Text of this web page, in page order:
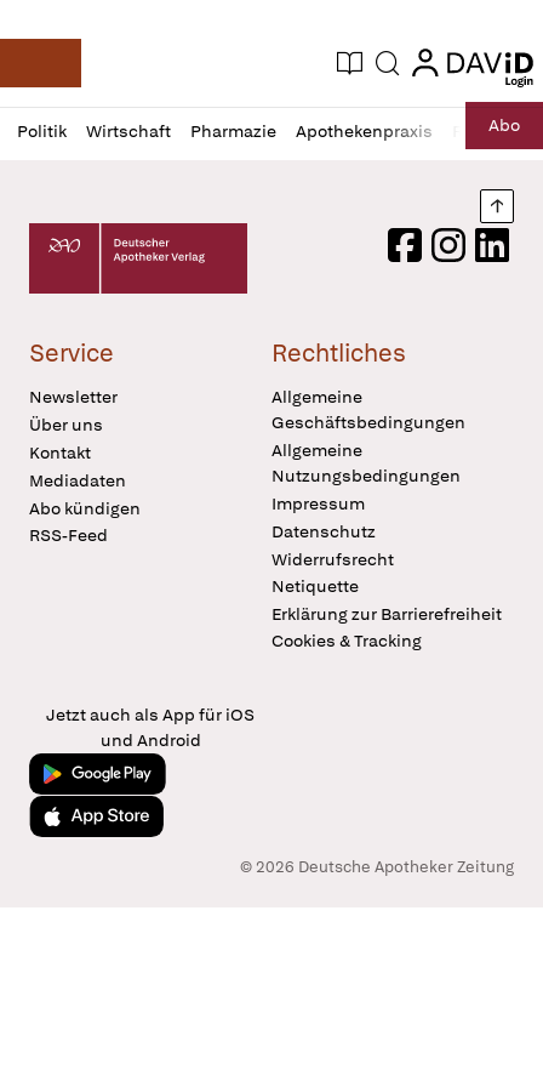
Deutsche Apotheker Zeitung
Aktuelle Ausgabe
Suche login
login
Politik Wirtschaft Pharmazie Apothekenpraxis RechtAbo
Profil
öffnen
Daz
Pur
Deutscher Apotheker Verlag Logo
FacebookInstagram
Service
Newsletter
Über uns
Kontakt
Mediadaten
Abo kündigen
RSS-Feed
Rechtliches
Allgemeine
Geschäftsbedingungen
Allgemeine
Nutzungsbedingungen
Impressum
Datenschutz
Widerrufsrecht
Netiquette
Erklärung zur Barrierefreiheit
Cookies & Tracking
Jetzt auch als App für iOS
und Android
Jetzt bei Google Play
Laden im App Store
© 2026 Deutsche Apotheker Zeitung